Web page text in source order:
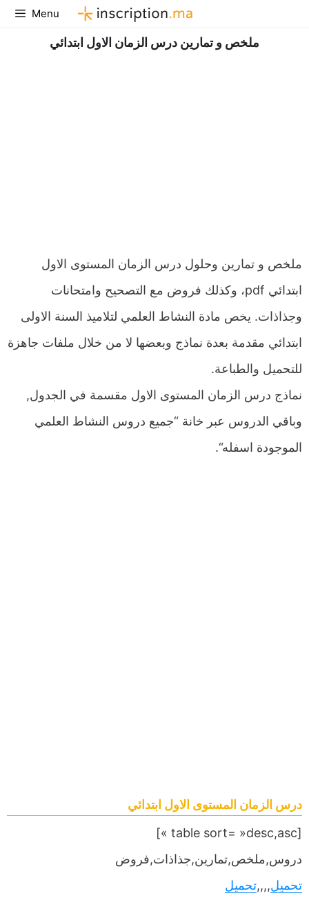
Aller
au
Menu
ملخص و تمارين درس الزمان الاول ابتدائي
ملخص و تمارين وحلول درس الزمان المستوى الاول
ابتدائي pdf، وكذلك فروض مع التصحيح وامتحانات
وجذاذات. يخص مادة النشاط العلمي لتلاميذ السنة الاولى
ابتدائي مقدمة بعدة نماذج وبعضها لا من خلال ملفات جاهزة
للتحميل والطباعة.
نماذج درس الزمان المستوى الاول مقسمة في الجدول,
وباقي الدروس عبر خانة “جميع دروس النشاط العلمي
الموجودة اسفله“.
درس الزمان المستوى الاول ابتدائي
[table sort= »desc,asc »]
دروس,ملخص,تمارين,جذاذات,فروض
تحميل,,,,تحميل